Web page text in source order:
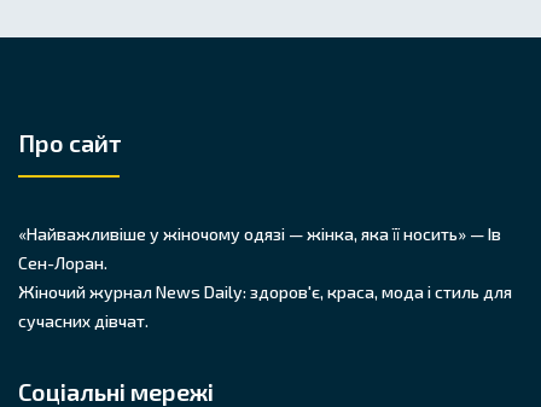
Про сайт
«Найважливіше у жіночому одязі — жінка, яка її носить» — Ів
Сен-Лоран.
Жіночий журнал News Daily: здоров'є, краса, мода і стиль для
сучасних дівчат.
Соціальні мережі